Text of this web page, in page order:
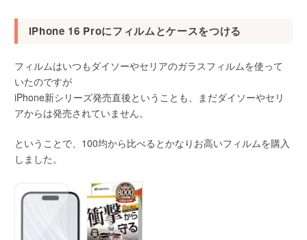
iPhone 16 Proにフィルムとケースをつける
フィルムはいつもダイソーやセリアのガラスフィルムを使って
いたのですが
iPhone新シリーズ発売直後ということも、まだダイソーやセリ
アからは発売されていません。
ということで、100均から比べるとかなりお高いフィルムを購入
しました。